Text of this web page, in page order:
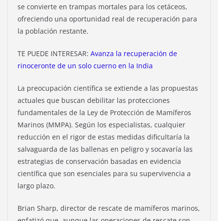
se convierte en trampas mortales para los cetáceos,
ofreciendo una oportunidad real de recuperación para
la población restante.
TE PUEDE INTERESAR: Avanza la recuperación de
rinoceronte de un solo cuerno en la India
La preocupación científica se extiende a las propuestas
actuales que buscan debilitar las protecciones
fundamentales de la Ley de Protección de Mamíferos
Marinos (MMPA). Según los especialistas, cualquier
reducción en el rigor de estas medidas dificultaría la
salvaguarda de las ballenas en peligro y socavaría las
estrategias de conservación basadas en evidencia
científica que son esenciales para su supervivencia a
largo plazo.
Brian Sharp, director de rescate de mamíferos marinos,